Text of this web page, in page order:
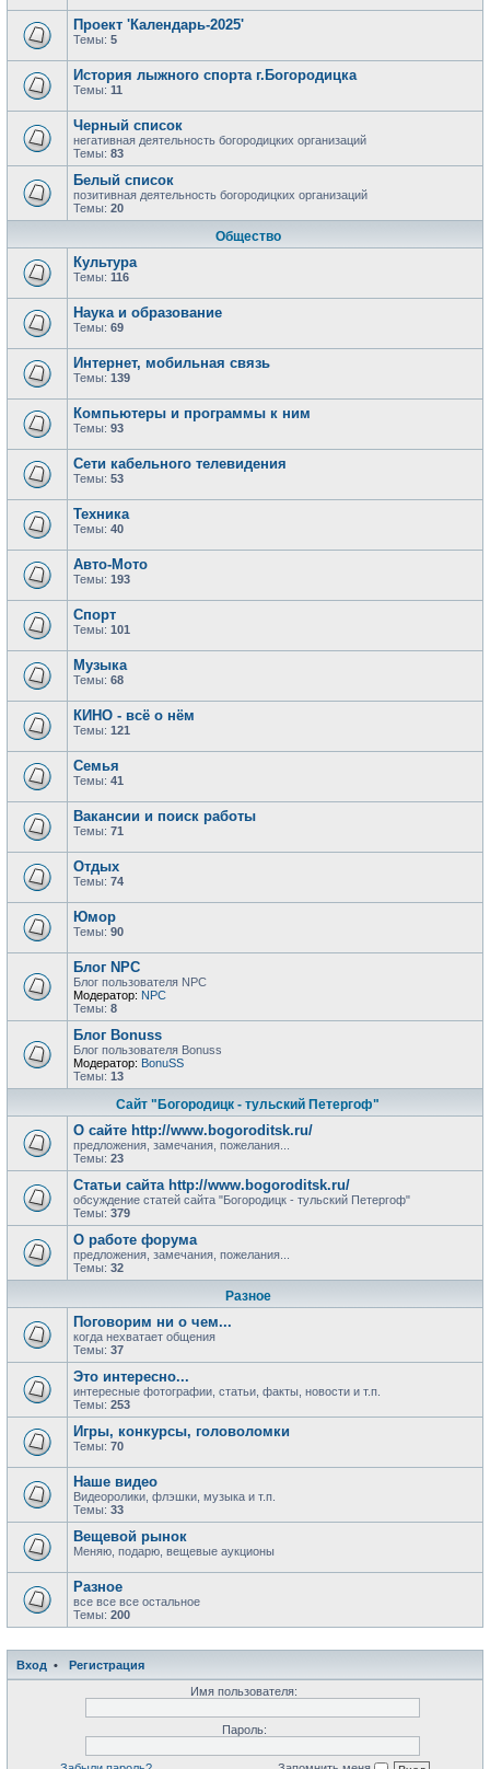
Проект 'Календарь-2025'
Темы: 5
История лыжного спорта г.Богородицка
Темы: 11
Черный список
негативная деятельность богородицких организаций
Темы: 83
Белый список
позитивная деятельность богородицких организаций
Темы: 20
Общество
Культура
Темы: 116
Наука и образование
Темы: 69
Интернет, мобильная связь
Темы: 139
Компьютеры и программы к ним
Темы: 93
Сети кабельного телевидения
Темы: 53
Техника
Темы: 40
Авто-Мото
Темы: 193
Спорт
Темы: 101
Музыка
Темы: 68
КИНО - всё о нём
Темы: 121
Семья
Темы: 41
Вакансии и поиск работы
Темы: 71
Отдых
Темы: 74
Юмор
Темы: 90
Блог NPC
Блог пользователя NPC
Модератор: NPC
Темы: 8
Блог Bonuss
Блог пользователя Bonuss
Модератор: BonuSS
Темы: 13
Сайт "Богородицк - тульский Петергоф"
О сайте http://www.bogoroditsk.ru/
предложения, замечания, пожелания...
Темы: 23
Статьи сайта http://www.bogoroditsk.ru/
обсуждение статей сайта "Богородицк - тульский Петергоф"
Темы: 379
О работе форума
предложения, замечания, пожелания...
Темы: 32
Разное
Поговорим ни о чем...
когда нехватает общения
Темы: 37
Это интересно...
интересные фотографии, статьи, факты, новости и т.п.
Темы: 253
Игры, конкурсы, головоломки
Темы: 70
Наше видео
Видеоролики, флэшки, музыка и т.п.
Темы: 33
Вещевой рынок
Меняю, подарю, вещевые аукционы
Разное
все все все остальное
Темы: 200
Вход •
Регистрация
Имя пользователя:
Пароль: